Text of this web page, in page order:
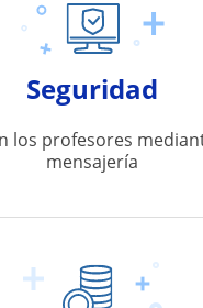
Seguridad
los profesores
mensajería